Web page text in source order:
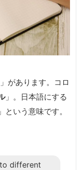
」があります。コロ
」。日本語にする
いう意味です。
different